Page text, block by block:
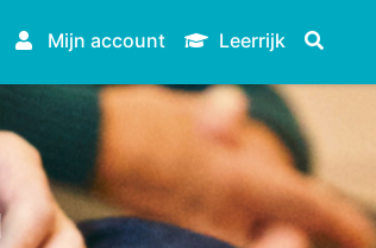
Mijn account Leerrijk